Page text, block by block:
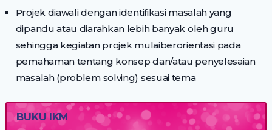
Projek diawali dengan identifikasi masalah yang
dipandu atau diarahkan lebih banyak oleh guru
sehingga kegiatan projek mulaiberorientasi pada
pemahaman tentang konsep dan/atau penyelesaian
masalah (problem solving) sesuai tema
BUKU IKM